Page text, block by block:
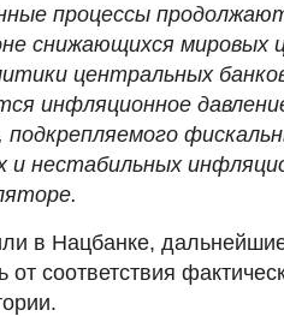
процессы
снижающихся мировых
центральных
инфляционное
подкрепляемого
нестабильных
в Нацбанке,
от соответствия